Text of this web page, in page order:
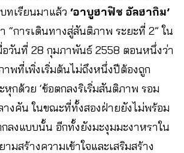
ทเรียนมาแล้ว ‘อาบูฮาฟิช อัลฮากิม’
“การเดินทางสู่สันติภาพ ระยะที่ 2” ใน
วันที่ 28 กุมภาพันธ์ 2558 ตอนหนึ่งว่า
พที่เพิ่งเริ่มต้นไม่ถึงหนึ่งปีต้องถูก
กด้วย ‘ข้อตกลงริเริ่มสันติภาพ รอม
างคัน ในขณะที่ทั้งสองฝ่ายยังไม่พร้อม
ลงแบบนั้น อีกทั้งยังมะงุมมะงาหราใน
มสร้างความเข้าใจและเสริมสร้าง